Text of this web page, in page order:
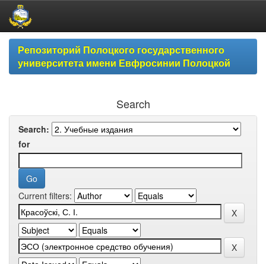
Skip
navigationРепозиторий Полоцкого государственного
университета имени Евфросинии Полоцкой
Search
Search:
for
Current filters: